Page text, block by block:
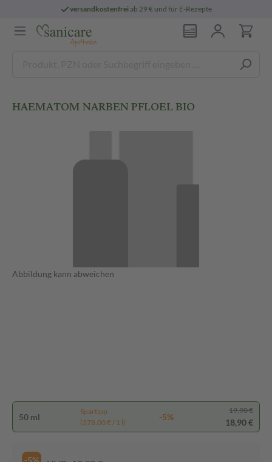
versandkostenfreiab 29 € und für E-Rezepte
HAEMATOM NARBEN PFLOEL BIO
Abbildung kann abweichen
50 ml
Spartipp
(378,00 € / 1 l)
-5%
19,90 €
18,90 €
-5%